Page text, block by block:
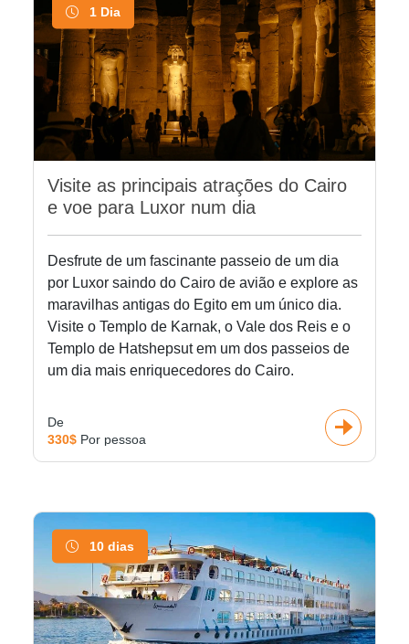
1 Dia
Visite as principais atrações do Cairo
e voe para Luxor num dia
Desfrute de um fascinante passeio de um dia
por Luxor saindo do Cairo de avião e explore as
maravilhas antigas do Egito em um único dia.
Visite o Templo de Karnak, o Vale dos Reis e o
Templo de Hatshepsut em um dos passeios de
um dia mais enriquecedores do Cairo.
De
330$ Por pessoa
10 dias